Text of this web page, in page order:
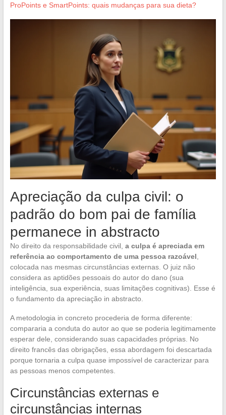
ProPoints e SmartPoints: quais mudanças para sua dieta?
Apreciação da culpa civil: o
padrão do bom pai de família
permanece in abstracto
No direito da responsabilidade civil, a culpa é apreciada em
referência ao comportamento de uma pessoa razoável
colocada nas mesmas circunstâncias externas. O juiz não
considera as aptidões pessoais do autor do dano (sua
inteligência, sua experiência, suas limitações cognitivas). Esse é
o fundamento da apreciação in abstracto.
A metodologia in concreto procederia de forma diferente:
compararia a conduta do autor ao que se poderia legitimamente
esperar dele, considerando suas capacidades próprias. No
direito francês das obrigações, essa abordagem foi descartada
porque tornaria a culpa quase impossível de caracterizar para
as pessoas menos competentes.
Circunstâncias externas e
circunstâncias internas